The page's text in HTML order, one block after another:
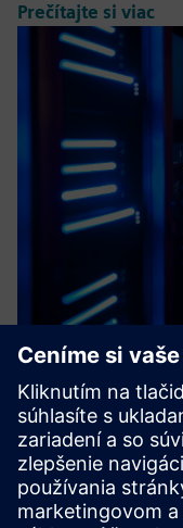
Prečítajte si viac
Industrial
Prijatie otvorených
priemyselným
vecí a fúzia medzi
prostredím viedli k
preto napadn...